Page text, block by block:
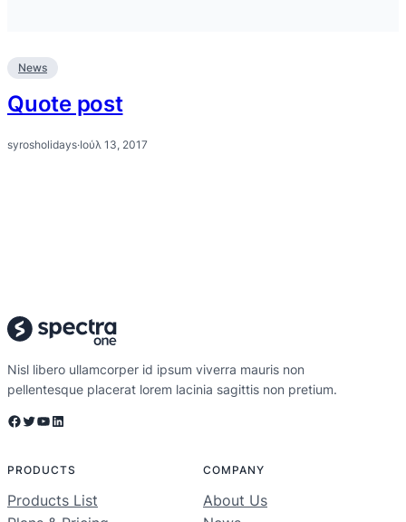
News
Quote post
syrosholidays·Ιούλ 13, 2017
Nisl libero ullamcorper id ipsum viverra mauris non
pellentesque placerat lorem lacinia sagittis non pretium.
Facebook Twitter YouTube Linkedin
PRODUCTS
Products List
COMPANY
About Us